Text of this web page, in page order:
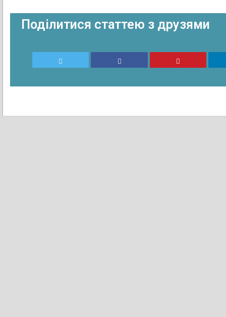
Поділитися статтею з друзями